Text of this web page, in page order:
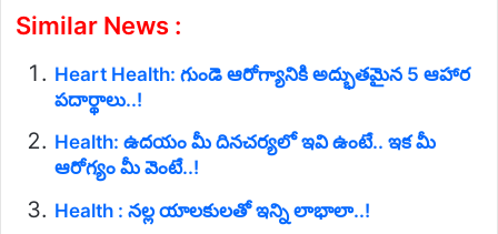
Similar News :
Heart Health: గుండె ఆరోగ్యానికి అద్భుతమైన 5 ఆహార
పదార్థాలు..!
Health: ఉదయం మీ దినచర్యలో ఇవి ఉంటే.. ఇక మీ
ఆరోగ్యం మీ వెంటే..!
Health : నల్ల యాలకులతో ఇన్ని లాభాలా..!